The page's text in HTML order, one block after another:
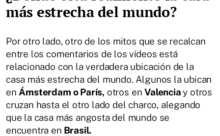
más estrecha del mundo?
Por otro lado, otro de los mitos que se recalcan
entre los comentarios de los vídeos está
relacionado con la verdadera ubicación de la
casa más estrecha del mundo. Algunos la ubican
en Ámsterdam o París, otros enValenciay otros
cruzan hasta el otro lado del charco, alegando
que la casa más angosta del mundo se
encuentra en Brasil.